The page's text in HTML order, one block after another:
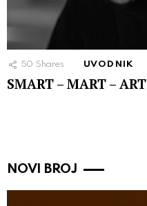
50 Shares UVODNIK
SMART – MART – ART
NOVI BROJ